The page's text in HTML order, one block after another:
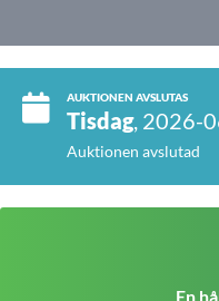
AUKTIONEN AVSLUTAS
Tisdag, 2026-
Auktionen avslutad
En